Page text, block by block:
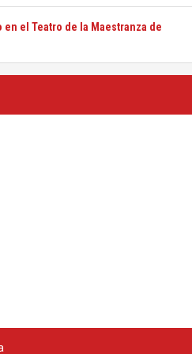
el Teatro de la Maestranza de